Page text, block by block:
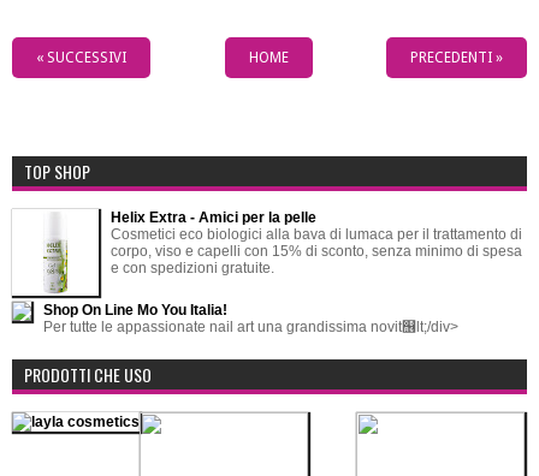
« SUCCESSIVI PRECEDENTI »
HOME
TOP SHOP
Helix Extra - Amici per la pelle
Cosmetici eco biologici alla bava di lumaca per il trattamento di
corpo, viso e capelli con 15% di sconto, senza minimo di spesa
e con spedizioni gratuite.
Shop On Line Mo You Italia!
Per tutte le appassionate nail art una grandissima novit஦lt;/div>
PRODOTTI CHE USO